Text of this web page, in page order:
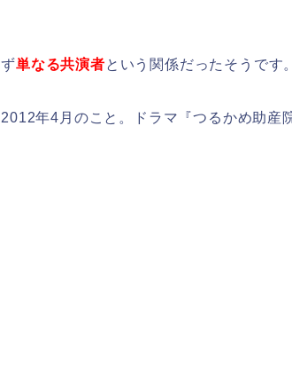
単なる共演者という関係だったそうです。
年4月のこと。ドラマ『つるかめ助産